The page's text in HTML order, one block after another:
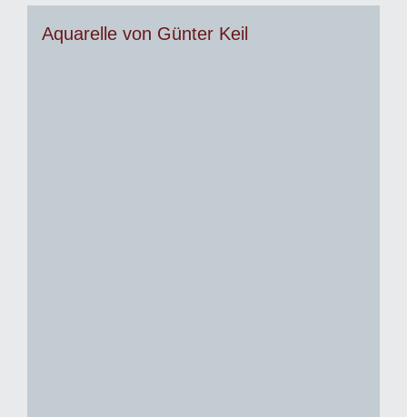
Aquarelle von Günter Keil